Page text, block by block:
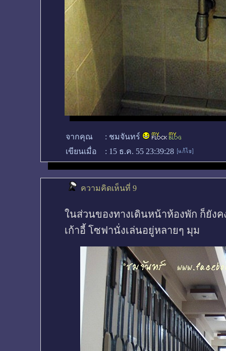
จากคุณ : ชมจันทร์
เขียนเมื่อ
: 15 ธ.ค. 55 23:39:28
ความคิดเห็นที่ 9
ในส่วนของทางเดินหน้าห้องพัก ก็ยัง
เก้าอี้ โซฟานั่งเล่นอยู่หลายๆ มุม